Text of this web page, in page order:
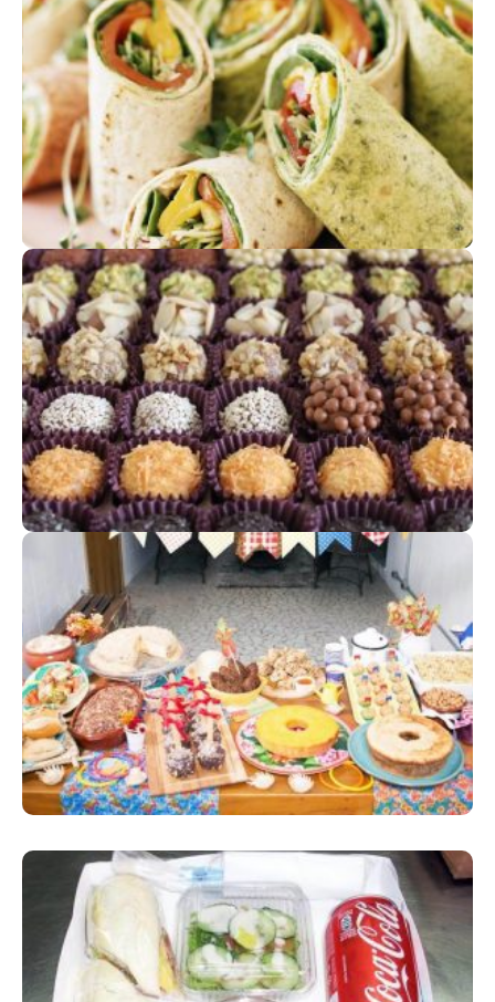
MINI SANDUÍCHES E MINI WRAPS
Agradáveis fusões de sabores
FESTAS E ANIVESÁRIOS
Celebre este momento
EVENTOS TEMÁTICOS
Caracterize aquele momento especial
KITS (LUNCH BOX)
Feitos com Exclusividade